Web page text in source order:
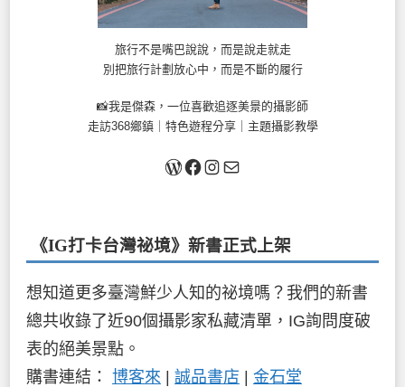
旅行不是嘴巴說說，而是說走就走
別把旅行計劃放心中，而是不斷的履行
📸我是傑森，一位喜歡追逐美景的攝影師
走訪368鄉鎮｜特色遊程分享｜主題攝影教學
關於我Facebook
Instagram
《IG打卡台灣祕境》新書正式上架
想知道更多臺灣鮮少人知的祕境嗎？我們的新書
總共收錄了近90個攝影家私藏清單，IG詢問度破
表的絕美景點。
購書連結： 博客來 | 誠品書店 | 金石堂